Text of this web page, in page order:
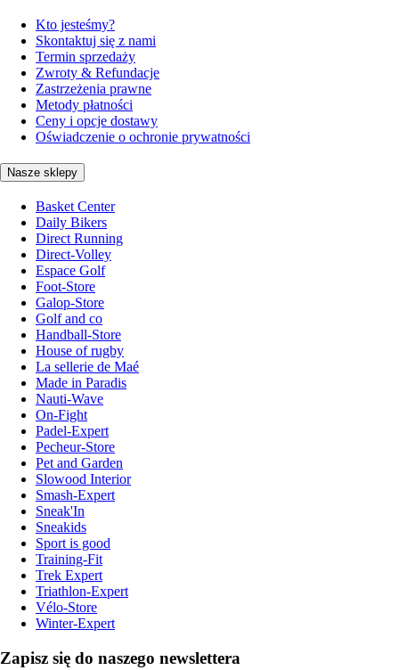
Kto jesteśmy?
Skontaktuj się z nami
Termin sprzedaży
Zwroty & Refundacje
Zastrzeżenia prawne
Metody płatności
Ceny i opcje dostawy
Oświadczenie o ochronie prywatności
Nasze sklepy
Basket Center
Daily Bikers
Direct Running
Direct-Volley
Espace Golf
Foot-Store
Galop-Store
Golf and co
Handball-Store
House of rugby
La sellerie de Maé
Made in Paradis
Nauti-Wave
On-Fight
Padel-Expert
Pecheur-Store
Pet and Garden
Slowood Interior
Smash-Expert
Sneak'In
Sneakids
Sport is good
Training-Fit
Trek Expert
Triathlon-Expert
Vélo-Store
Winter-Expert
Zapisz się do naszego newslettera